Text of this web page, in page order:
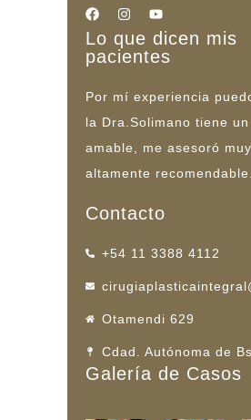
Lo que dicen mis
pacientes
Por mí experiencia
la Dra.Solimano tiene
amable, me asesoró
altamente recomendable.
Contacto
+54 11 3388 4112
Otamendi 629
Cdad. Autónoma de
Galería de Casos